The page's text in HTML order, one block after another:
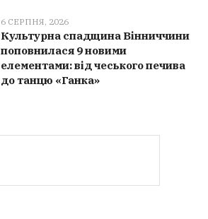
6 СЕРПНЯ, 2026
Культурна спадщина Вінниччини
поповнилася 9 новими
елементами: від чеського печива
до танцю «Ганка»